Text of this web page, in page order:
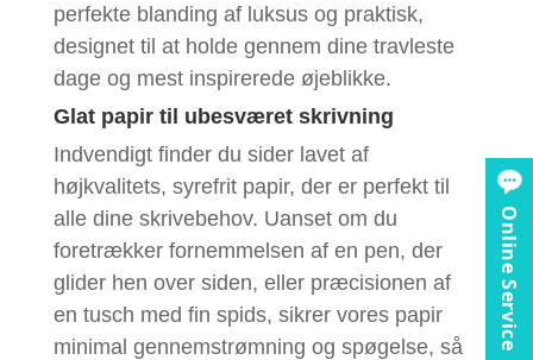
perfekte blanding af luksus og praktisk,
designet til at holde gennem dine travleste
dage og mest inspirerede øjeblikke.
Glat papir til ubesværet skrivning
Indvendigt finder du sider lavet af
højkvalitets, syrefrit papir, der er perfekt til
alle dine skrivebehov. Uanset om du
foretrækker fornemmelsen af ​​en pen, der
glider hen over siden, eller præcisionen af ​​
en tusch med fin spids, sikrer vores papir
minimal gennemstrømning og spøgelse, så
Online Service